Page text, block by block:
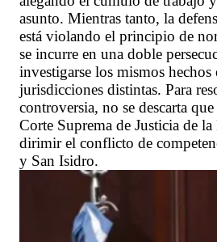
asunto. Mientras tanto, la
está violando el principio de
se incurre en una doble
investigarse los mismos hechos
jurisdicciones distintas. Para
controversia, no se descarta
Corte Suprema de Justicia de
dirimir el conflicto de
y San Isidro.